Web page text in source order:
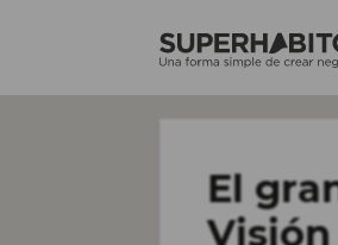
El
Visión